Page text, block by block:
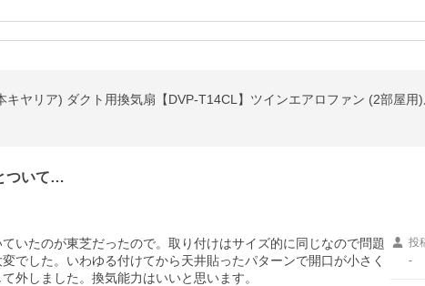
ヤリア) ダクト用換気扇【DVP-T14CL】ツインエアロファン (2部屋
ついて…
いたのが東芝だったので。取り付けはサイズ的に同じなので問題
でした。いわゆる付けてから天井貼ったパターンで開口が小さく
外しました。換気能力はいいと思います。
投
-